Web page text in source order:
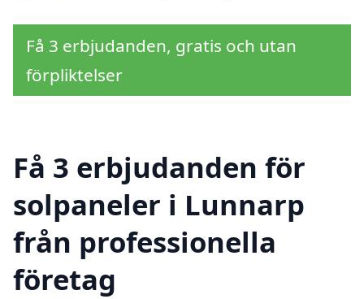
Få 3 erbjudanden, gratis och utan
förpliktelser
Få 3 erbjudanden för
solpaneler i Lunnarp
från professionella
företag